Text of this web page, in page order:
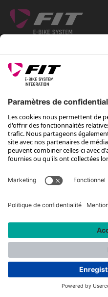
*Prix de vente conseillé, TVA
Rotax Bike